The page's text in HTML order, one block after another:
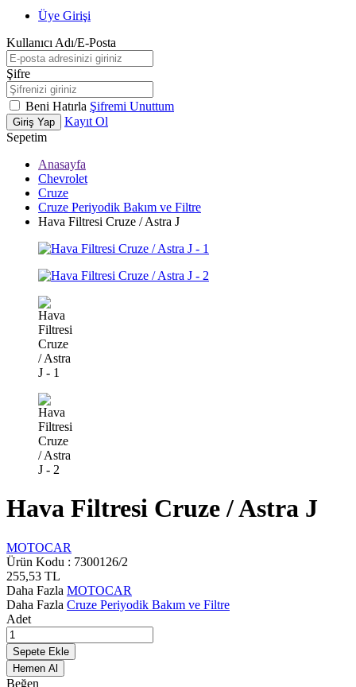
Üye Girişi
Kullanıcı Adı/E-Posta
Şifre
Beni Hatırla Şifremi Unuttum
Giriş Yap
Kayıt Ol
Sepetim
Anasayfa
Chevrolet
Cruze
Cruze Periyodik Bakım ve Filtre
Hava Filtresi Cruze / Astra J
Hava Filtresi Cruze / Astra J
MOTOCAR
Ürün Kodu : 7300126/2
255,53 TL
Daha Fazla MOTOCAR
Daha Fazla Cruze Periyodik Bakım ve Filtre
Adet
Sepete Ekle
Hemen Al
Beğen